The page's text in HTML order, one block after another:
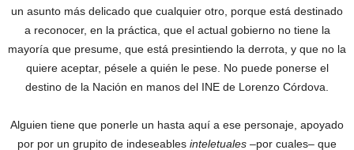
un asunto más delicado que cualquier otro, porque está destinado
a reconocer, en la práctica, que el actual gobierno no tiene la
mayoría que presume, que está presintiendo la derrota, y que no la
quiere aceptar, pésele a quién le pese. No puede ponerse el
destino de la Nación en manos del INE de Lorenzo Córdova.
Alguien tiene que ponerle un hasta aquí a ese personaje, apoyado
por por un grupito de indeseables inteletuales –por cuales– que